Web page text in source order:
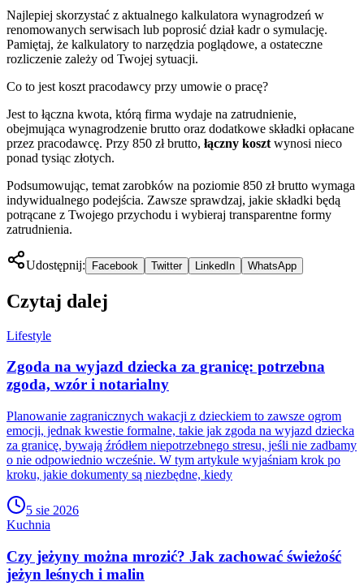
Najlepiej skorzystać z aktualnego kalkulatora wynagrodzeń w
renomowanych serwisach lub poprosić dział kadr o symulację.
Pamiętaj, że kalkulatory to narzędzia poglądowe, a ostateczne
rozliczenie zależy od Twojej sytuacji.
Co to jest koszt pracodawcy przy umowie o pracę?
Jest to łączna kwota, którą firma wydaje na zatrudnienie,
obejmująca wynagrodzenie brutto oraz dodatkowe składki opłacane
przez pracodawcę. Przy 850 zł brutto, łączny koszt wynosi nieco
ponad tysiąc złotych.
Podsumowując, temat zarobków na poziomie 850 zł brutto wymaga
indywidualnego podejścia. Zawsze sprawdzaj, jakie składki będą
potrącane z Twojego przychodu i wybieraj transparentne formy
zatrudnienia.
Udostępnij: Facebook Twitter LinkedIn WhatsApp
Czytaj dalej
Lifestyle
Zgoda na wyjazd dziecka za granicę: potrzebna
zgoda, wzór i notarialny
Planowanie zagranicznych wakacji z dzieckiem to zawsze ogrom
emocji, jednak kwestie formalne, takie jak zgoda na wyjazd dziecka
za granicę, bywają źródłem niepotrzebnego stresu, jeśli nie zadbamy
o nie odpowiednio wcześnie. W tym artykule wyjaśniam krok po
kroku, jakie dokumenty są niezbędne, kiedy
5 sie 2026
Kuchnia
Czy jeżyny można mrozić? Jak zachować świeżość
jeżyn leśnych i malin